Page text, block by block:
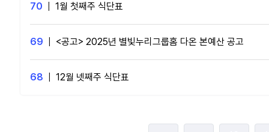
70 1월 첫째주 식단표
69 <공고> 2025년 별빛누리그룹홈 다온 본예산 공고
68 12월 넷째주 식단표